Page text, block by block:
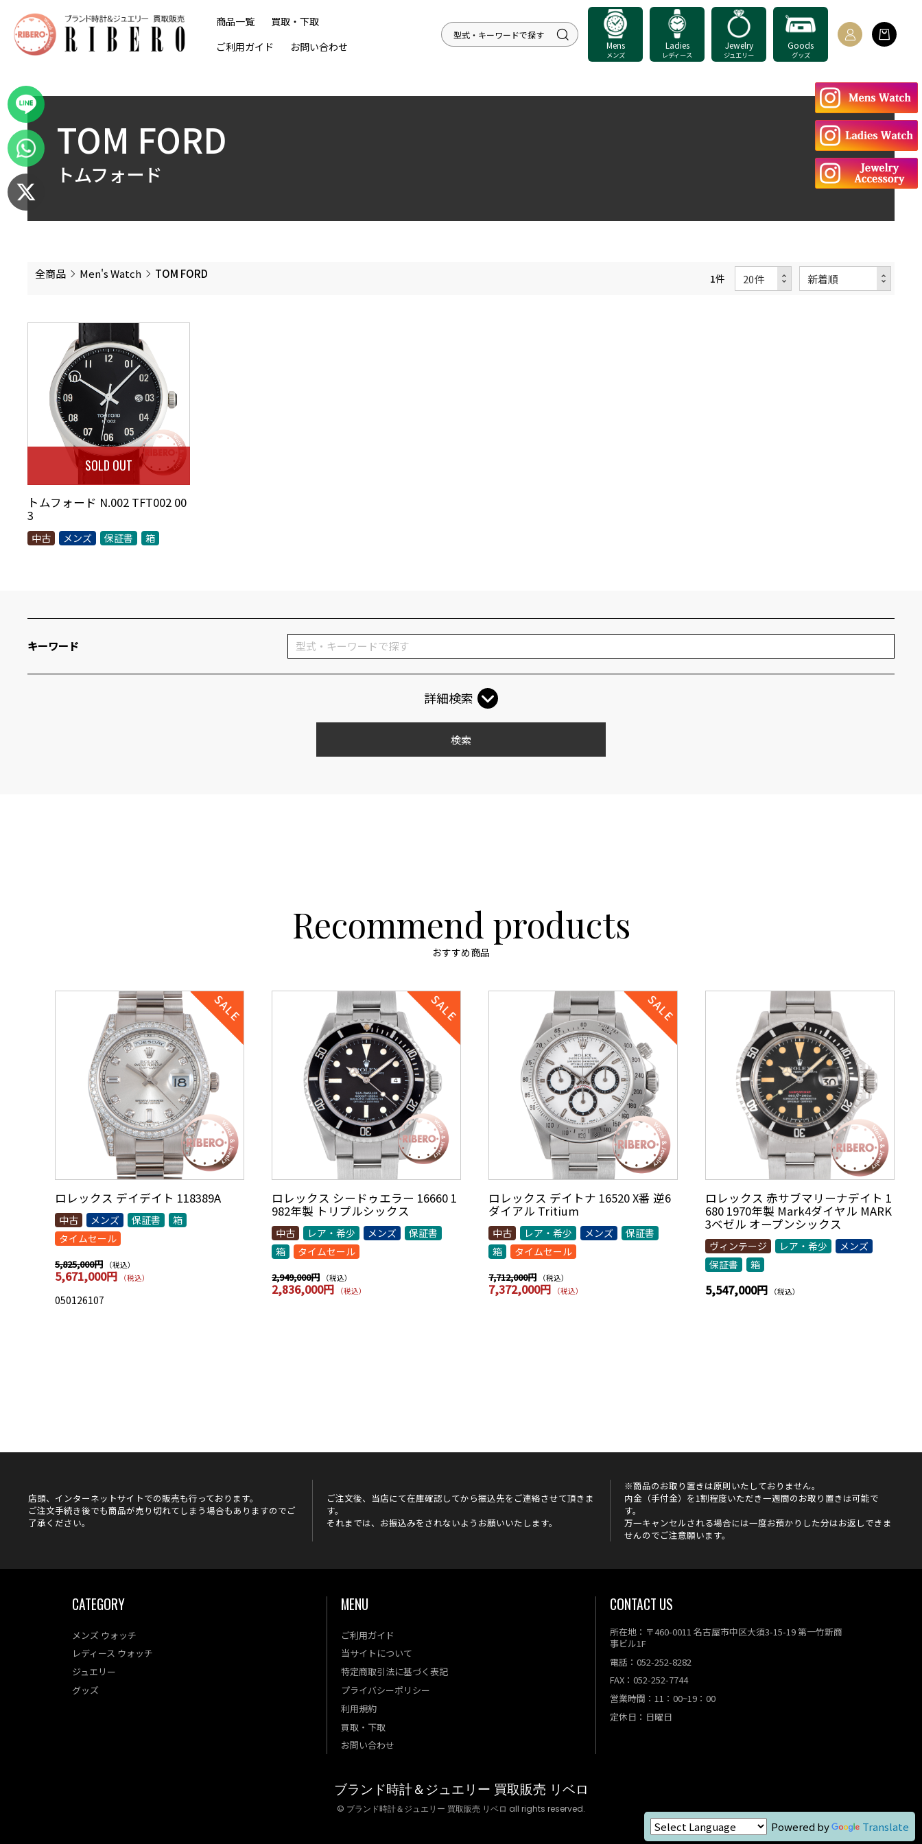
Powered by Translate
商品一覧
買取・下取
ご利用ガイド
お問い合わせ Mens
メンズ
Ladies
レディース
Jewelry
ジュエリー
Goods
グッズ
TOM FORD
トムフォード
全商品 Men's Watch TOM FORD 1件
SOLD OUT
トムフォード N.002 TFT002 00
3
中古 メンズ 保証書 箱
キーワード
詳細検索
検索
Recommend products
おすすめ商品
ロレックス デイデイト 118389A
中古 メンズ 保証書
箱
タイムセール
5,825,000円 （税込）
5,671,000円 （税込）
050126107
ロレックス シードゥエラー 16660 1
982年製 トリプルシックス
中古 レア・希少 メンズ
保証書
箱
タイムセール
2,949,000円 （税込）
2,836,000円 （税込）
ロレックス デイトナ 16520 X番 逆6
ダイアル Tritium
中古 レア・希少 メンズ
保証書
箱
タイムセール
7,712,000円 （税込）
7,372,000円 （税込）
ロレックス 赤サブマリーナデイト 1
680 1970年製 Mark4ダイヤル MARK
3ベゼル オープンシックス
ヴィンテージ レア・希少
メンズ
保証書
箱
5,547,000円 （税込）
店頭、インターネットサイトでの販売も行っております。
ご注文手続き後でも商品が売り切れてしまう場合もありますのでご
了承ください。
ご注文後、当店にて在庫確認してから振込先をご連絡させて頂きま
す。
それまでは、お振込みをされないようお願いいたします。
※商品のお取り置きは原則いたしておりません。
内金（手付金）を1割程度いただき一週間のお取り置きは可能で
す。
万一キャンセルされる場合には一度お預かりした分はお返しできま
せんのでご注意願います。
CATEGORY
メンズ ウォッチ
レディース ウォッチ
ジュエリー
グッズ
MENU
ご利用ガイド
当サイトについて
特定商取引法に基づく表記
プライバシーポリシー
利用規約
買取・下取
お問い合わせ
CONTACT US
所在地：〒460-0011 名古屋市中区大須3-15-19 第一竹新商
事ビル1F
電話：052-252-8282
FAX：052-252-7744
営業時間：11：00~19：00
定休日：日曜日
ブランド時計＆ジュエリー 買取販売 リベロ
© ブランド時計＆ジュエリー 買取販売 リベロ all rights reserved.